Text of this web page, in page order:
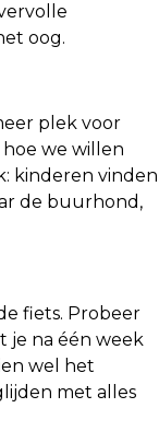
oog.
plek voor
we willen
kinderen vinden
de buurhond,
fiets. Probeer
je na één week
wel het
met alles